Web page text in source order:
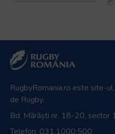
RugbyRomania.ro este site-ul
de Rugby.
Bd. Mărăști nr. 18-20, sector
Telefon: 031.1000.500